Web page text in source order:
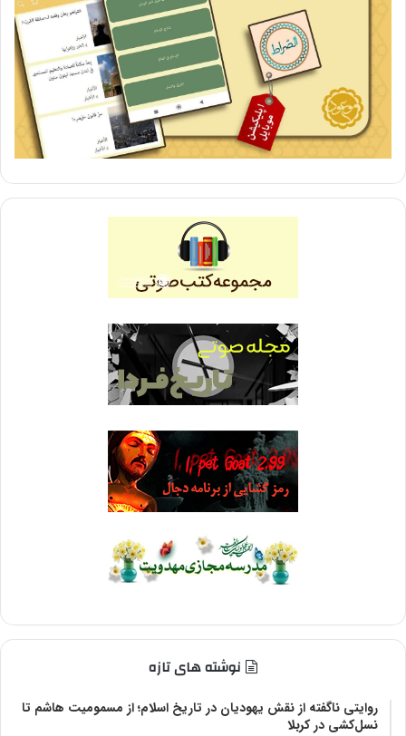
نوشته های تازه
روایتی ناگفته از نقش یهودیان در تاریخ اسلام؛ از مسمومیت هاشم تا
نسل‌کشی در کربلا